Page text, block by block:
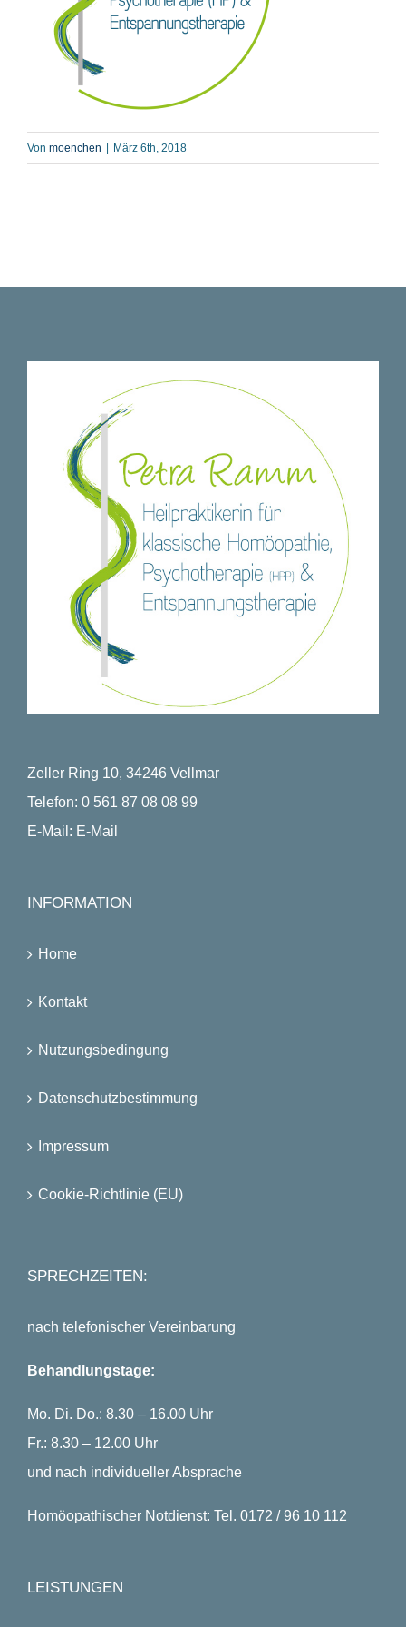
Von moenchen März 6th, 2018
Zeller Ring 10, 34246 Vellmar
Telefon: 0 561 87 08 08 99
E-Mail: E-Mail
INFORMATION
Home
Kontakt
Nutzungsbedingung
Datenschutzbestimmung
Impressum
Cookie-Richtlinie (EU)
SPRECHZEITEN:
nach telefonischer Vereinbarung
Behandlungstage:
Mo. Di. Do.: 8.30 – 16.00 Uhr
Fr.: 8.30 – 12.00 Uhr
und nach individueller Absprache
Homöopathischer Notdienst: Tel. 0172 / 96 10 112
LEISTUNGEN